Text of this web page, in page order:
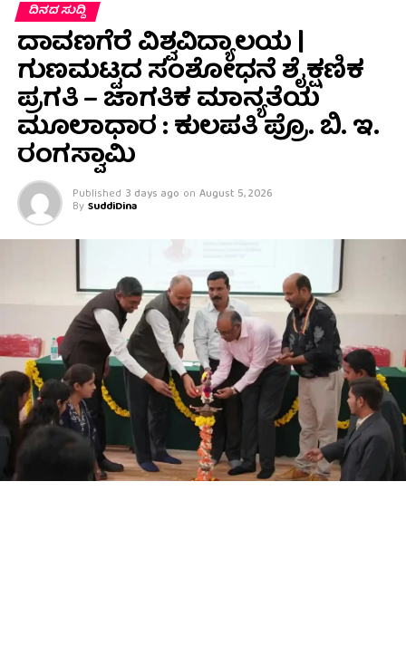
ದಿನದ ಸುದ್ದಿ
ದಾವಣಗೆರೆ ವಿಶ್ವವಿದ್ಯಾಲಯ |
ಗುಣಮಟ್ಟದ ಸಂಶೋಧನೆ ಶೈಕ್ಷಣಿಕ
ಪ್ರಗತಿ – ಜಾಗತಿಕ ಮಾನ್ಯತೆಯ
ಮೂಲಾಧಾರ : ಕುಲಪತಿ ಪ್ರೊ. ಬಿ. ಇ.
ರಂಗಸ್ವಾಮಿ
Published 3 days ago on August 5, 2026
By SuddiDina